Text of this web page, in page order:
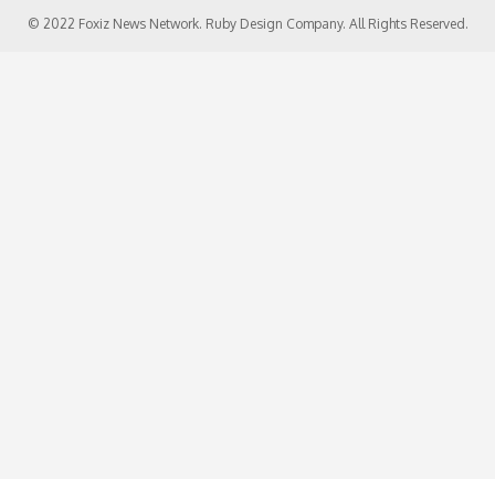
© 2022 Foxiz News Network. Ruby Design Company. All Rights Reserved.